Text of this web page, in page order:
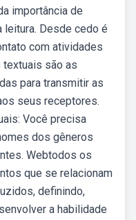
importância de
Desde cedo é
com atividades
são as
para transmitir as
seus receptores.
Você precisa
dos gêneros
Webtodos os
que se relacionam
definindo,
a habilidade